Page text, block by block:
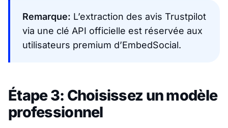
Remarque: L’extraction des avis Trustpilot
via une clé API officielle est réservée aux
utilisateurs premium d’EmbedSocial.
Étape 3: Choisissez un modèle
professionnel